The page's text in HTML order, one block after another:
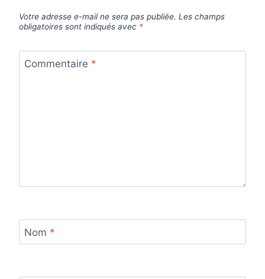
Votre adresse e-mail ne sera pas publiée. Les champs
obligatoires sont indiqués avec *
Commentaire *
Nom *